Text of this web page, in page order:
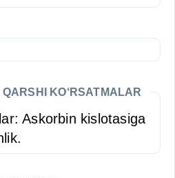
KO‘RSATMALAR
Askorbin kislotasiga